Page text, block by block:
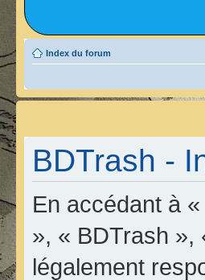
Index du forum
BDTrash -
En accédant à
», « BDTrash »,
légalement